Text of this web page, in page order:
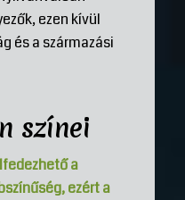
ezen kívül
és a származási
színei
a
ezért a